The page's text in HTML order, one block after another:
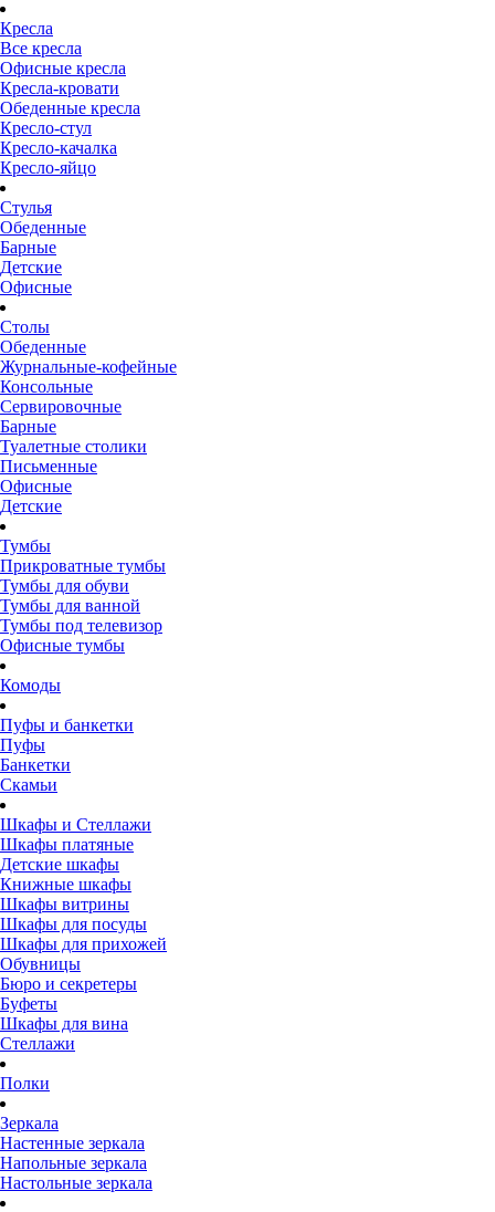
Кресла
Все кресла
Офисные кресла
Кресла-кровати
Обеденные кресла
Кресло-стул
Кресло-качалка
Кресло-яйцо
Стулья
Обеденные
Барные
Детские
Офисные
Столы
Обеденные
Журнальные-кофейные
Консольные
Сервировочные
Барные
Туалетные столики
Письменные
Офисные
Детские
Тумбы
Прикроватные тумбы
Тумбы для обуви
Тумбы для ванной
Тумбы под телевизор
Офисные тумбы
Комоды
Пуфы и банкетки
Пуфы
Банкетки
Скамьи
Шкафы и Стеллажи
Шкафы платяные
Детские шкафы
Книжные шкафы
Шкафы витрины
Шкафы для посуды
Шкафы для прихожей
Обувницы
Бюро и секретеры
Буфеты
Шкафы для вина
Стеллажи
Полки
Зеркала
Настенные зеркала
Напольные зеркала
Настольные зеркала